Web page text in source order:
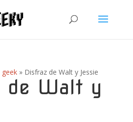
geek» Disfraz de Walt y Jessie
de Walt y